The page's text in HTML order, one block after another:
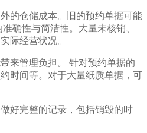
的仓储成本。旧的预约单据可能
确性与简洁性。大量未核销、
际经营状况。
来管理负担。 针对预约单据的
时间等。对于大量纸质单据，可
好完整的记录，包括销毁的时